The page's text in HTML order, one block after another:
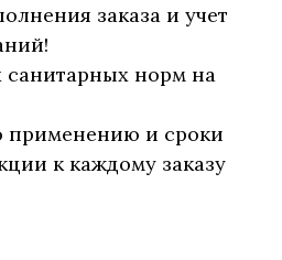
заказа и учет
норм на
применению и сроки
к каждому заказу